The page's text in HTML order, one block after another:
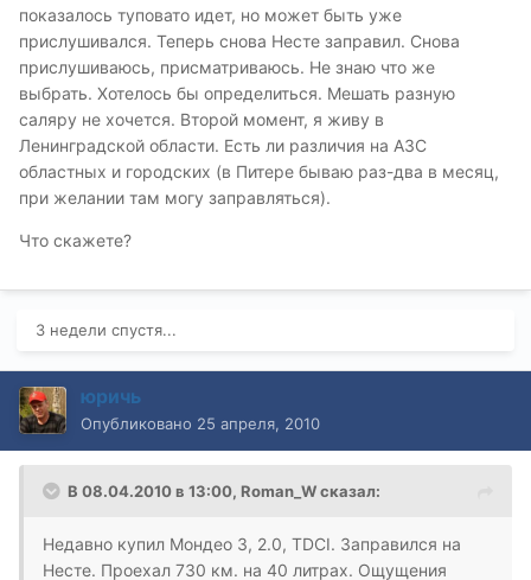
показалось туповато идет, но может быть уже
прислушивался. Теперь снова Несте заправил. Снова
прислушиваюсь, присматриваюсь. Не знаю что же
выбрать. Хотелось бы определиться. Мешать разную
саляру не хочется. Второй момент, я живу в
Ленинградской области. Есть ли различия на АЗС
областных и городских (в Питере бываю раз-два в месяц,
при желании там могу заправляться).
Что скажете?
3 недели спустя...
юричь
Опубликовано 25 апреля, 2010
В 08.04.2010 в 13:00, Roman_W сказал:
Недавно купил Мондео 3, 2.0, TDCI. Заправился на
Несте. Проехал 730 км. на 40 литрах. Ощущения